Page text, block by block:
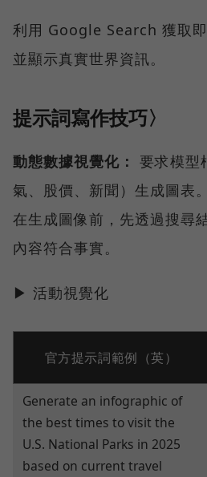
利用 Google Search 獲取
並顯示真實世界資訊。
提示詞寫作技巧〉
動態數據視覺化： 要求模型
氣、股價、新聞）生成圖表。
在生成圖像前，先透過搜尋
內容符合事實。
▶ 活動視覺化
官方提示詞範例（英）
Generate an infographic of
the best times to visit the
U.S. National Parks in 2025
based on current travel